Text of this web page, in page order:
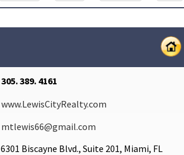
305. 389. 4161
www.LewisCityRealty.com
mtlewis66@gmail.com
6301 Biscayne Blvd., Suite 201, Miami, FL